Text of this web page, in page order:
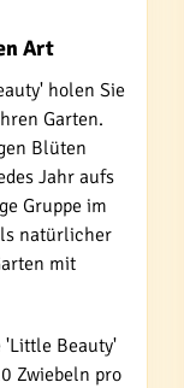
Art
holen Sie
Garten.
Blüten
Jahr aufs
Gruppe im
natürlicher
mit
'Little Beauty'
Zwiebeln pro